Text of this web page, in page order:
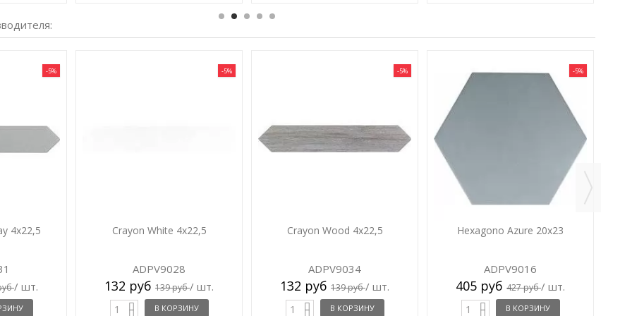
-5%
4x22,5
/ шт.
-5%
Crayon White 4x22,5
ADPV9028
132 руб 139 руб/ шт.
В КОРЗИНУ
-5%
Crayon Wood 4x22,5
ADPV9034
132 руб 139 руб/ шт.
В КОРЗИНУ
-5%
Hexagono Azure 20x23
ADPV9016
405 руб 427 руб/ шт.
В КОРЗИНУ